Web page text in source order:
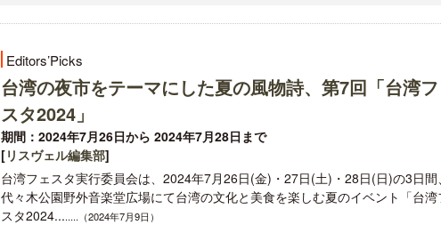
Editors’Picks
台湾の夜市をテーマにした夏の風物詩、第7回「台湾
スタ2024」
期間：2024年7月26日から 2024年7月28日まで
[リスヴェル編集部]
台湾フェスタ実行委員会は、2024年7月26日(金)・27日(土)・28日(日)の3日間、
代々木公園野外音楽堂広場にて台湾の文化と美食を楽しむ夏のイベント「台湾
スタ2024........（2024年7月9日）